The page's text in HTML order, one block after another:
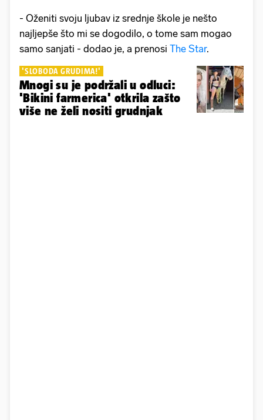
- Oženiti svoju ljubav iz srednje škole je nešto
najljepše što mi se dogodilo, o tome sam mogao
samo sanjati - dodao je, a prenosi The Star.
'SLOBODA GRUDIMA!'
Mnogi su je podržali u odluci:
'Bikini farmerica' otkrila zašto
više ne želi nositi grudnjak